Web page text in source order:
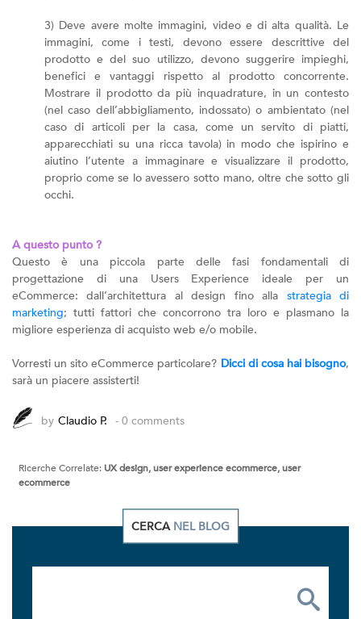
3) Deve avere molte immagini, video e di alta qualità. Le
immagini, come i testi, devono essere descrittive del
prodotto e del suo utilizzo, devono suggerire impieghi,
benefici e vantaggi rispetto al prodotto concorrente.
Mostrare il prodotto da più inquadrature, in un contesto
(nel caso dell’abbigliamento, indossato) o ambientato (nel
caso di articoli per la casa, come un servito di piatti,
apparecchiati su una ricca tavola) in modo che ispirino e
aiutino l’utente a immaginare e visualizzare il prodotto,
proprio come se lo avessero sotto mano, oltre che sotto gli
occhi.
A questo punto ?
Questo è una piccola parte delle fasi fondamentali di
progettazione di una Users Experience ideale per un
eCommerce: dall’architettura al design fino alla strategia di
marketing; tutti fattori che concorrono tra loro e plasmano la
migliore esperienza di acquisto web e/o mobile.
Vorresti un sito eCommerce particolare? Dicci di cosa hai bisogno,
sarà un piacere assisterti!
by Claudio P. - 0 comments
Ricerche Correlate: UX design, user experience ecommerce, user
ecommerce
CERCA NEL BLOG